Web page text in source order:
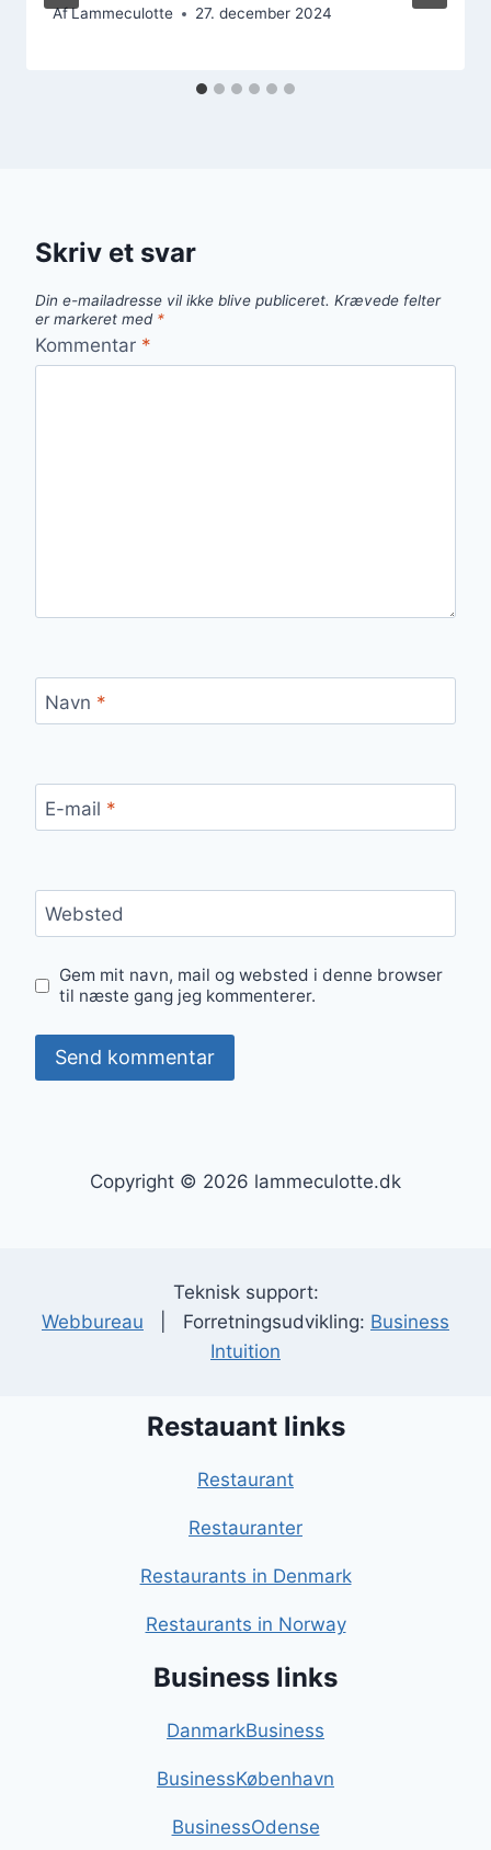
AfLammeculotte 27. december 2024
Skriv et svar
Din e-mailadresse vil ikke blive publiceret. Krævede felter
er markeret med *
Kommentar *
Navn *
E-mail *
Websted
Gem mit navn, mail og websted i denne browser
til næste gang jeg kommenterer.
Copyright © 2026 lammeculotte.dk
Teknisk support:
Webbureau | Forretningsudvikling: Business
Intuition
Restauant links
Restaurant
Restauranter
Restaurants in Denmark
Restaurants in Norway
Business links
DanmarkBusiness
BusinessKøbenhavn
BusinessOdense